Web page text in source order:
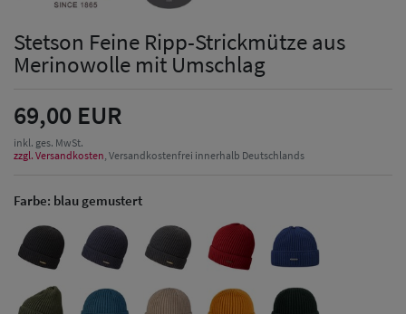
Stetson Feine Ripp-Strickmütze aus
Merinowolle mit Umschlag
69,00 EUR
inkl. ges. MwSt.
zzgl. Versandkosten, Versandkostenfrei innerhalb Deutschlands
Farbe: blau gemustert